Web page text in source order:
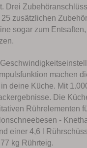
Drei
25 zusätzlichen
sogar zum
machen
deine Küche. Mit
Die
Rührelementen
-
einer 4,6 l
kg Rührteig.